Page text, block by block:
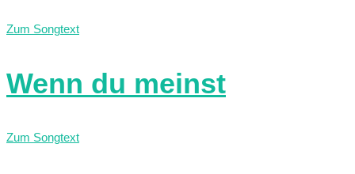
Zum Songtext
Wenn du meinst
Zum Songtext